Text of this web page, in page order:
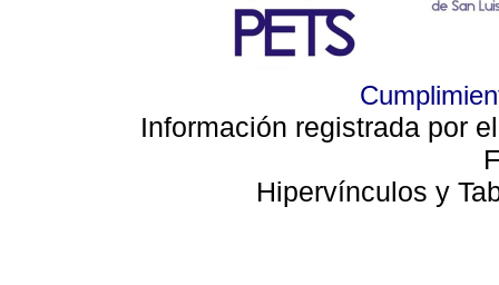
Información registrada por
Hipervínculos y